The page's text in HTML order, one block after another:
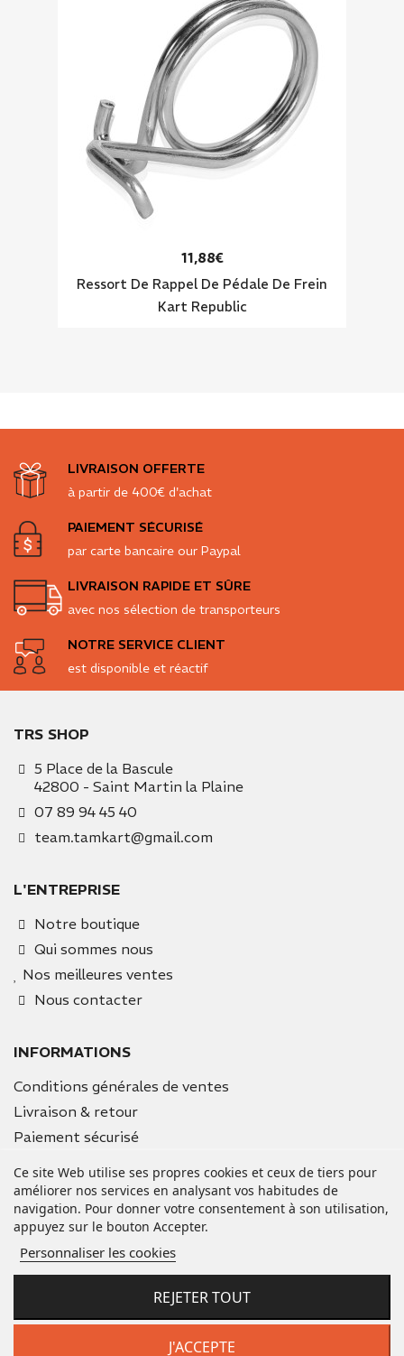
11,88€
Ressort De Rappel De Pédale De Frein
Kart Republic
LIVRAISON OFFERTE
à partir de 400€ d'achat
PAIEMENT SÉCURISÉ
par carte bancaire our Paypal
LIVRAISON RAPIDE ET SÛRE
avec nos sélection de transporteurs
NOTRE SERVICE CLIENT
est disponible et réactif
TRS SHOP
5 Place de la Bascule
42800 - Saint Martin la Plaine
07 89 94 45 40
team.tamkart@gmail.com
L'ENTREPRISE
Notre boutique
Qui sommes nous
Nos meilleures ventes
Nous contacter
INFORMATIONS
Conditions générales de ventes
Livraison & retour
Paiement sécurisé
VOTRE COMPTE
Informations personnelles
Ce site Web utilise ses propres cookies et ceux de tiers pour
améliorer nos services en analysant vos habitudes de
navigation. Pour donner votre consentement à son utilisation,
appuyez sur le bouton Accepter.
Personnaliser les cookies
REJETER TOUT
J'ACCEPTE